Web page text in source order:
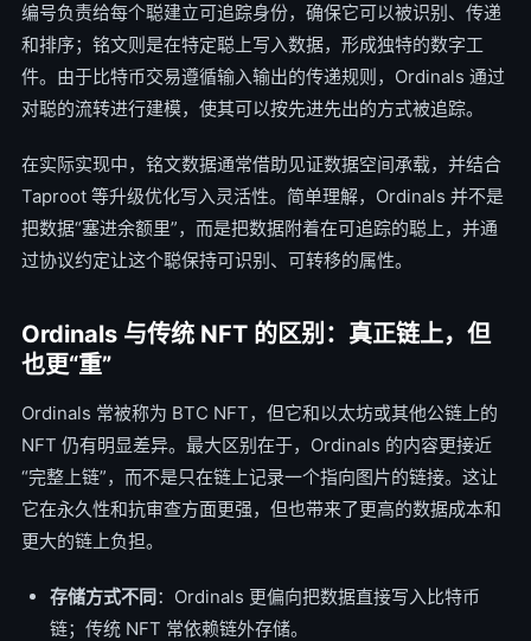
编号负责给每个聪建立可追踪身份，确保它可以被识别、传递
和排序；铭文则是在特定聪上写入数据，形成独特的数字工
件。由于比特币交易遵循输入输出的传递规则，Ordinals 通过
对聪的流转进行建模，使其可以按先进先出的方式被追踪。
在实际实现中，铭文数据通常借助见证数据空间承载，并结合
Taproot 等升级优化写入灵活性。简单理解，Ordinals 并不是
把数据“塞进余额里”，而是把数据附着在可追踪的聪上，并通
过协议约定让这个聪保持可识别、可转移的属性。
Ordinals 与传统 NFT 的区别：真正链上，但
也更“重”
Ordinals 常被称为 BTC NFT，但它和以太坊或其他公链上的
NFT 仍有明显差异。最大区别在于，Ordinals 的内容更接近
“完整上链”，而不是只在链上记录一个指向图片的链接。这让
它在永久性和抗审查方面更强，但也带来了更高的数据成本和
更大的链上负担。
存储方式不同：Ordinals 更偏向把数据直接写入比特币
链；传统 NFT 常依赖链外存储。